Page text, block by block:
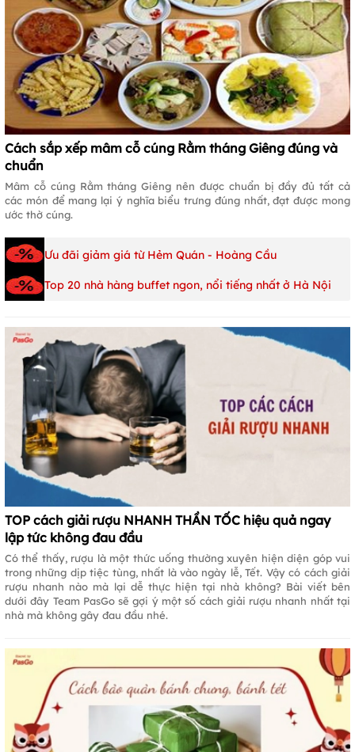
Cách sắp xếp mâm cỗ cúng Rằm tháng Giêng đúng và
chuẩn
Mâm cỗ cúng Rằm tháng Giêng nên được chuẩn bị đầy đủ tất cả
các món để mang lại ý nghĩa biểu trưng đúng nhất, đạt được mong
ước thờ cúng.
Ưu đãi giảm giá từ Hẻm Quán - Hoàng Cầu
Top 20 nhà hàng buffet ngon, nổi tiếng nhất ở Hà Nội
TOP cách giải rượu NHANH THẦN TỐC hiệu quả ngay
lập tức không đau đầu
Có thể thấy, rượu là một thức uống thường xuyên hiện diện góp vui
trong những dịp tiệc tùng, nhất là vào ngày lễ, Tết. Vậy có cách giải
rượu nhanh nào mà lại dễ thực hiện tại nhà không? Bài viết bên
dưới đây Team PasGo sẽ gợi ý một số cách giải rượu nhanh nhất tại
nhà mà không gây đau đầu nhé.